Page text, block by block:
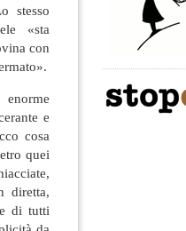
stesso
«sta
con
e
cosa
quei
diretta,
di tutti